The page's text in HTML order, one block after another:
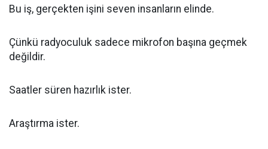
Bu iş, gerçekten işini seven insanların elinde.
Çünkü radyoculuk sadece mikrofon başına geçmek
değildir.
Saatler süren hazırlık ister.
Araştırma ister.